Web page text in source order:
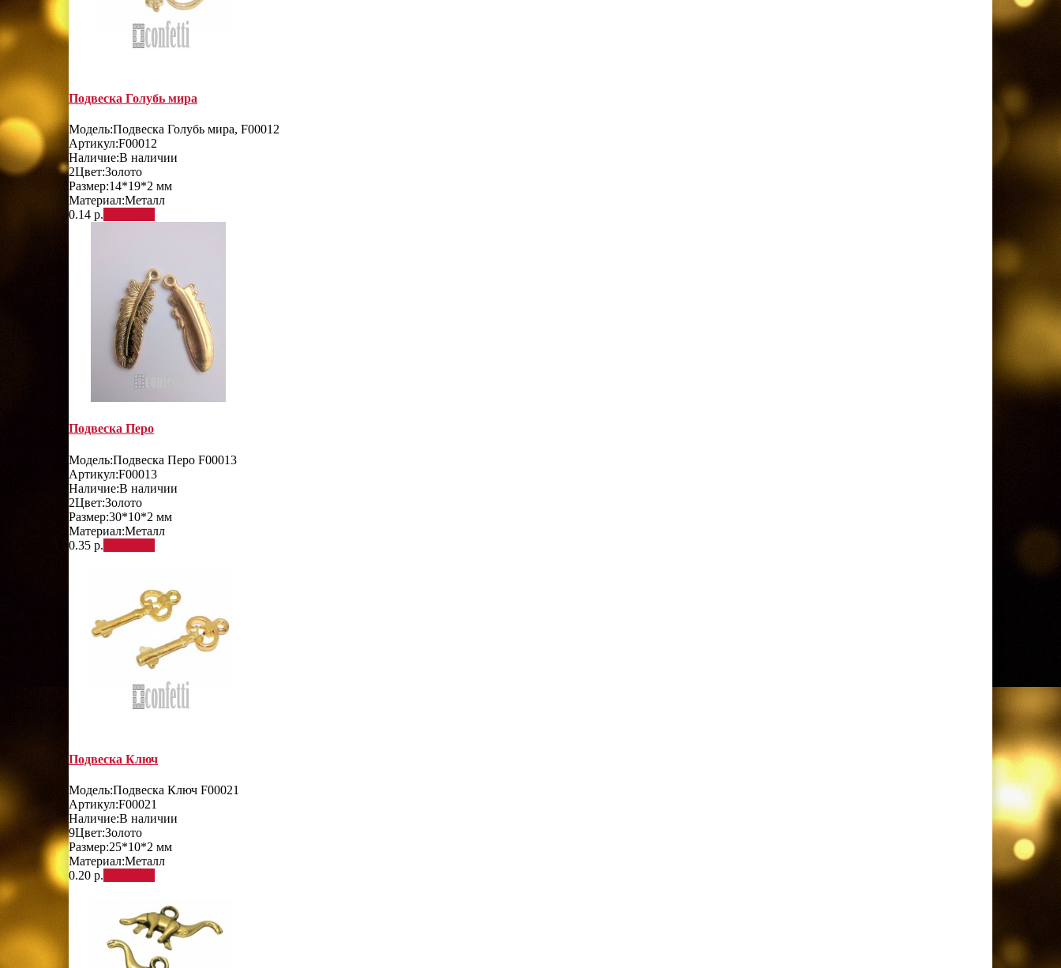
Подвеска Голубь мира
Модель:Подвеска Голубь мира, F00012
Артикул:F00012
Наличие:В наличии
2Цвет:Золото
Размер:14*19*2 мм
Материал:Металл
0.14 р.
Подвеска Перо
Модель:Подвеска Перо F00013
Артикул:F00013
Наличие:В наличии
2Цвет:Золото
Размер:30*10*2 мм
Материал:Металл
0.35 р.
Подвеска Ключ
Модель:Подвеска Ключ F00021
Артикул:F00021
Наличие:В наличии
9Цвет:Золото
Размер:25*10*2 мм
Материал:Металл
0.20 р.